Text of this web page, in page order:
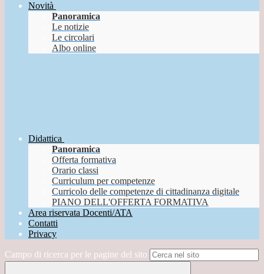
Novità
Panoramica
Le notizie
Le circolari
Albo online
Didattica
Panoramica
Offerta formativa
Orario classi
Curriculum per competenze
Curricolo delle competenze di cittadinanza digitale
PIANO DELL'OFFERTA FORMATIVA
Area riservata Docenti/ATA
Contatti
Privacy
Campo di ricerca per le pagine del sito